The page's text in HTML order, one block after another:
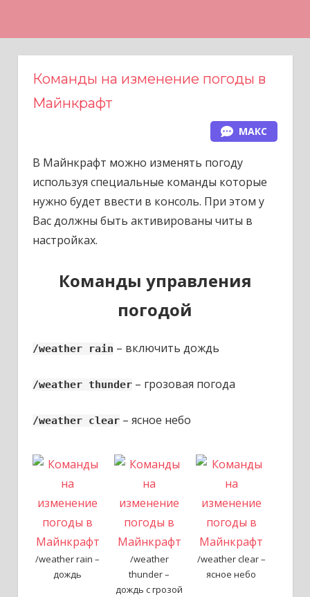
Команды на изменение погоды в
Майнкрафт
МАКС
В Майнкрафт можно изменять погоду
используя специальные команды которые
нужно будет ввести в консоль. При этом у
Вас должны быть активированы читы в
настройках.
Команды управления
погодой
/weather rain – включить дождь
/weather thunder– грозовая погода
/weather clear– ясное небо
/weather rain –
дождь
/weather
thunder –
дождь с грозой
/weather clear –
ясное небо